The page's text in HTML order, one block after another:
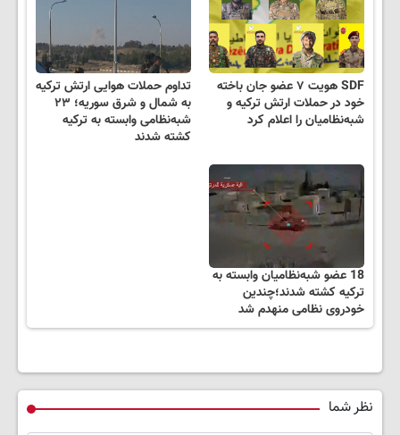
SDF هویت ۷ عضو جان باخته
خود در حملات ارتش ترکیه و
شبه‌نظامیان را اعلام کرد
تداوم حملات هوایی ارتش ترکیه
به شمال و شرق سوریه؛ ۲۳
شبه‌نظامی وابسته به ترکیه
کشته شدند
18 عضو شبه‌نظامیان وابسته به
ترکیه کشته شدند؛چندین
خودروی نظامی منهدم شد
نظر شما